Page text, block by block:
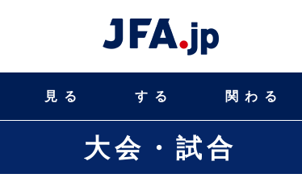
見る する 関わる
大会・試合